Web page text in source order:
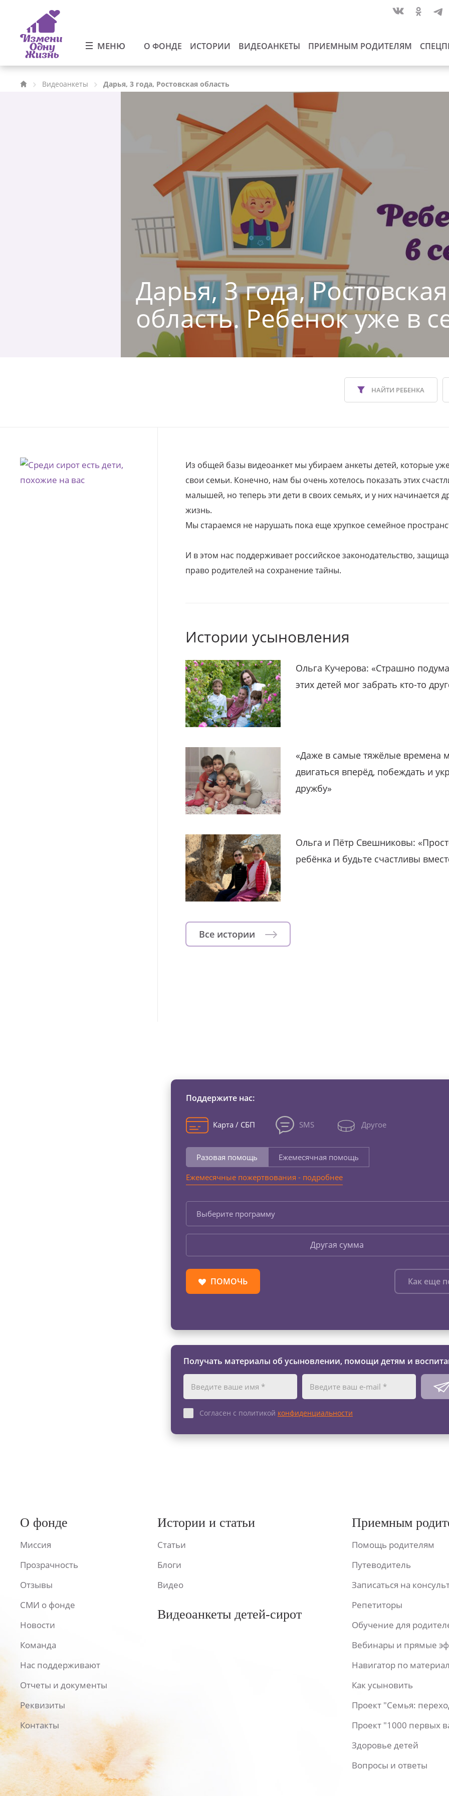
МЕНЮ О ФОНДЕ ИСТОРИИ ВИДЕОАНКЕТЫ ПРИЕМНЫМ РОДИТЕЛЯМ
Видеоанкеты Дарья, 3 года, Ростовская область
Дарья, 3 года, Ростовская
область. Ребенок уже в
НАЙТИ РЕБЕНКА
Из общей базы видеоанкет мы убираем анкеты детей, которые
свои семьи. Конечно, нам бы очень хотелось показать этих
малышей, но теперь эти дети в своих семьях, и у них начинается
жизнь.
Мы стараемся не нарушать пока еще хрупкое семейное
И в этом нас поддерживает российское законодательство,
право родителей на сохранение тайны.
Истории усыновления
Ольга Кучерова: «Страшно
этих детей мог забрать кто-то
«Даже в самые тяжёлые времена
двигаться вперёд, побеждать и
дружбу»
Ольга и Пётр Свешниковы:
ребёнка и будьте счастливы
Все истории
Поддержите нас:
Карта / СБП SMS Другое
Разовая помощь
Ежемесячная помощь
Ежемесячные пожертвования - подробнее
Выберите программу
Другая сумма
ПОМОЧЬ Как еще
Получать материалы об усыновлении, помощи детям и
Согласен с политикой конфиденциальности
О фонде
Миссия
Прозрачность
Отзывы
СМИ о фонде
Новости
Команда
Нас поддерживают
Отчеты и документы
Реквизиты
Контакты
Истории и статьи
Статьи
Блоги
Видео
Видеоанкеты детей-сирот
Приемным
Помощь родителям
Путеводитель
Записаться на
Репетиторы
Обучение для
Вебинары и прямые
Навигатор по
Как усыновить
Проект "Семья:
Проект "1000 первых
Здоровье детей
Вопросы и ответы